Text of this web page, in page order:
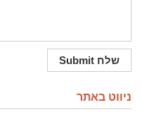
ניווט באתר